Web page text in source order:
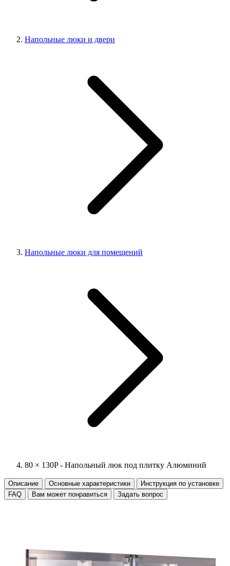
Напольные люки и двери
Напольные люки для помещений
80 × 130P - Напольный люк под плитку Алюминий
Описание Основные характеристики
Инструкция по установке
FAQ
Вам может понравиться Задать вопрос